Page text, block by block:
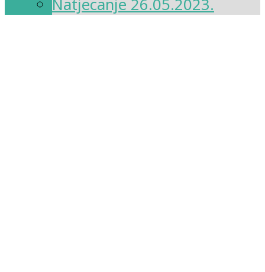
Natjecanje 26.05.2023.